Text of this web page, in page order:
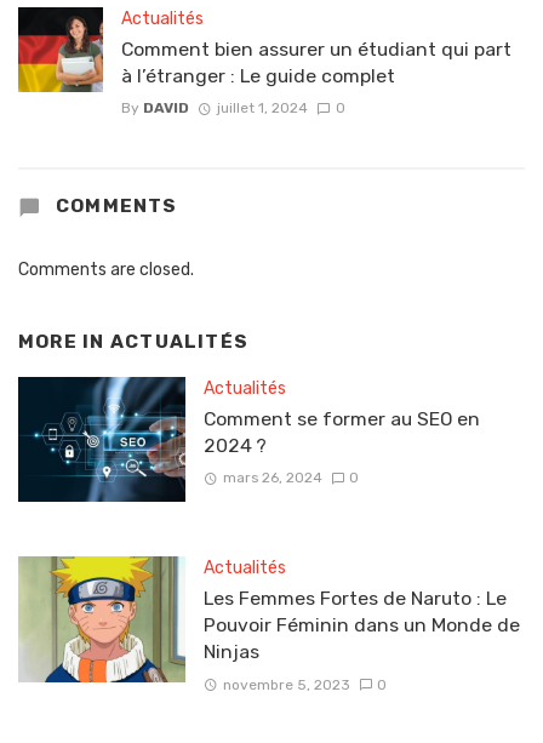
Actualités
Comment bien assurer un étudiant qui part
à l’étranger : Le guide complet
By DAVID juillet 1, 2024 0
COMMENTS
Comments are closed.
MORE IN ACTUALITÉS
Actualités
Comment se former au SEO en
2024 ?
mars 26, 2024 0
Actualités
Les Femmes Fortes de Naruto : Le
Pouvoir Féminin dans un Monde de
Ninjas
novembre 5, 2023 0